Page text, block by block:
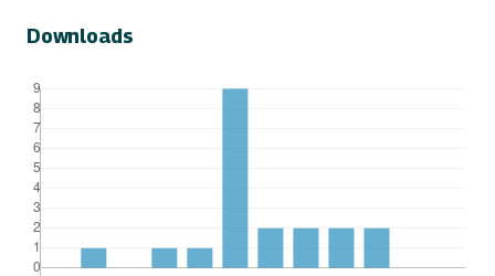
Downloads